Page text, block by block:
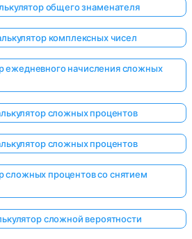
общего знаменателя
комплексных чисел
ежедневного начисления сложных
сложных процентов
сложных процентов
сложных процентов со снятием
сложной вероятности